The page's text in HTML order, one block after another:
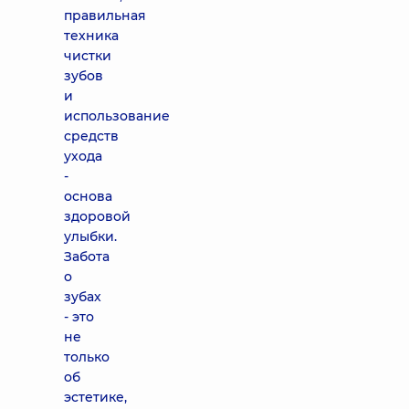
правильная
техника
чистки
зубов
и
использование
средств
ухода
-
основа
здоровой
улыбки.
Забота
о
зубах
- это
не
только
об
эстетике,